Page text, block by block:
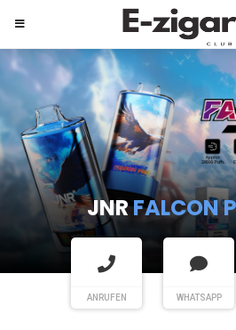
JNRSHISHA
ANRUFEN WHATSAPP